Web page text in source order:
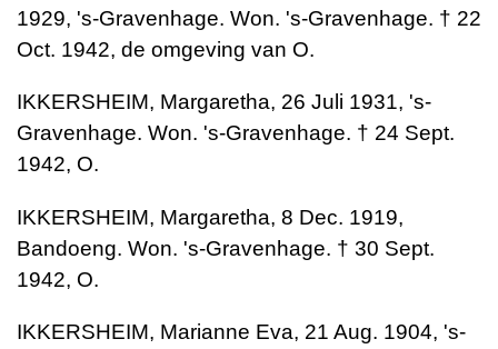
1929, 's-Gravenhage. Won. 's-Gravenhage. † 22
Oct. 1942, de omgeving van O.
IKKERSHEIM, Margaretha, 26 Juli 1931, 's-
Gravenhage. Won. 's-Gravenhage. † 24 Sept.
1942, O.
IKKERSHEIM, Margaretha, 8 Dec. 1919,
Bandoeng. Won. 's-Gravenhage. † 30 Sept.
1942, O.
IKKERSHEIM, Marianne Eva, 21 Aug. 1904, 's-